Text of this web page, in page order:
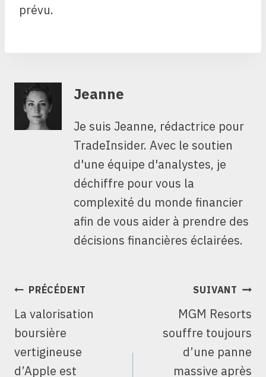
prévu.
Jeanne
Je suis Jeanne, rédactrice pour
TradeInsider. Avec le soutien
d'une équipe d'analystes, je
déchiffre pour vous la
complexité du monde financier
afin de vous aider à prendre des
décisions financières éclairées.
NAVIGATION
L’ARTICLE
PRÉCÉDENT
La valorisation
boursière
vertigineuse
d’Apple est
SUIVANT
MGM Resorts
souffre toujours
d’une panne
massive après